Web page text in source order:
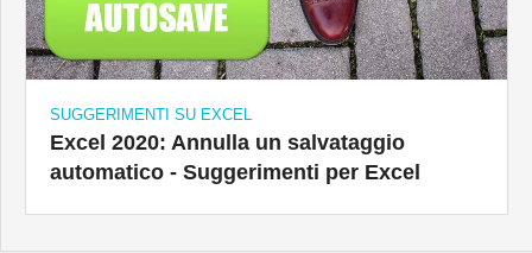
SUGGERIMENTI SU EXCEL
Excel 2020: Annulla un salvataggio
automatico - Suggerimenti per Excel